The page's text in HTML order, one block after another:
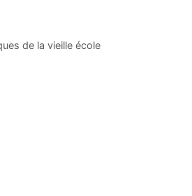
de la vieille école